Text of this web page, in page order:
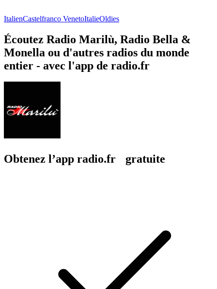
ItalienCastelfranco VenetoItalieOldies
Écoutez Radio Marilù, Radio Bella &
Monella ou d'autres radios du monde
entier - avec l'app de radio.fr
Obtenez l’app radio.fr gratuite